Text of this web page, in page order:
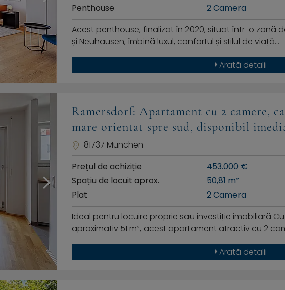
Penthouse
2 Camera
Acest penthouse, finalizat în 2020, situat într-o zonă
și Neuhausen, îmbină luxul, confortul și stilul de viață…
Arată detalii
Ramersdorf: Apartament cu 2 camere,
mare orientat spre sud, disponibil
81737 München
Prețul de achiziție
453.000 €
Spațiu de locuit aprox.
50,81 m²
Plat
2 Camera
Ideal pentru locuire proprie sau investiție imobiliară
aproximativ 51 m², acest apartament atractiv cu 2
Arată detalii